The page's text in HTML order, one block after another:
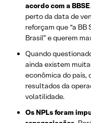
acordo com a BBSE
perto da data de
reforçam que “a
Brasil” e querem
Quando
ainda existem
econômica do país,
resultados da
volatilidade.
Os NPLs foram